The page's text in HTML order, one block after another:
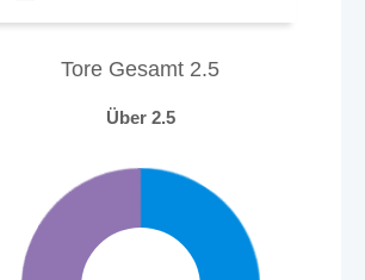
Tore Gesamt 2.5
Über 2.5